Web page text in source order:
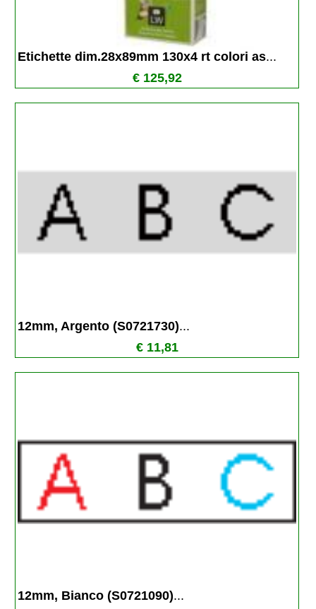
Etichette dim.28x89mm 130x4 rt colori as...
€ 125,92
12mm, Argento (S0721730)...
€ 11,81
12mm, Bianco (S0721090)...